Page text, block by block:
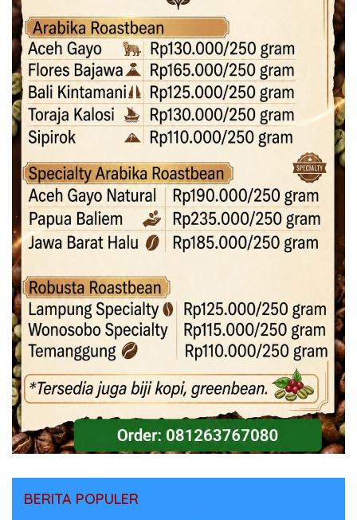
BERITA POPULER